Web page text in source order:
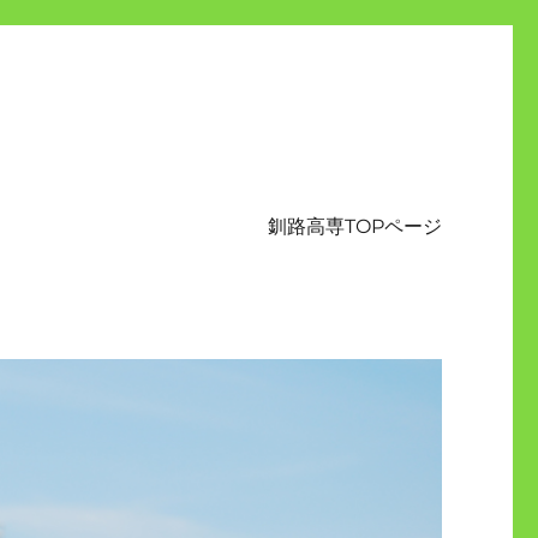
釧路高専TOPページ